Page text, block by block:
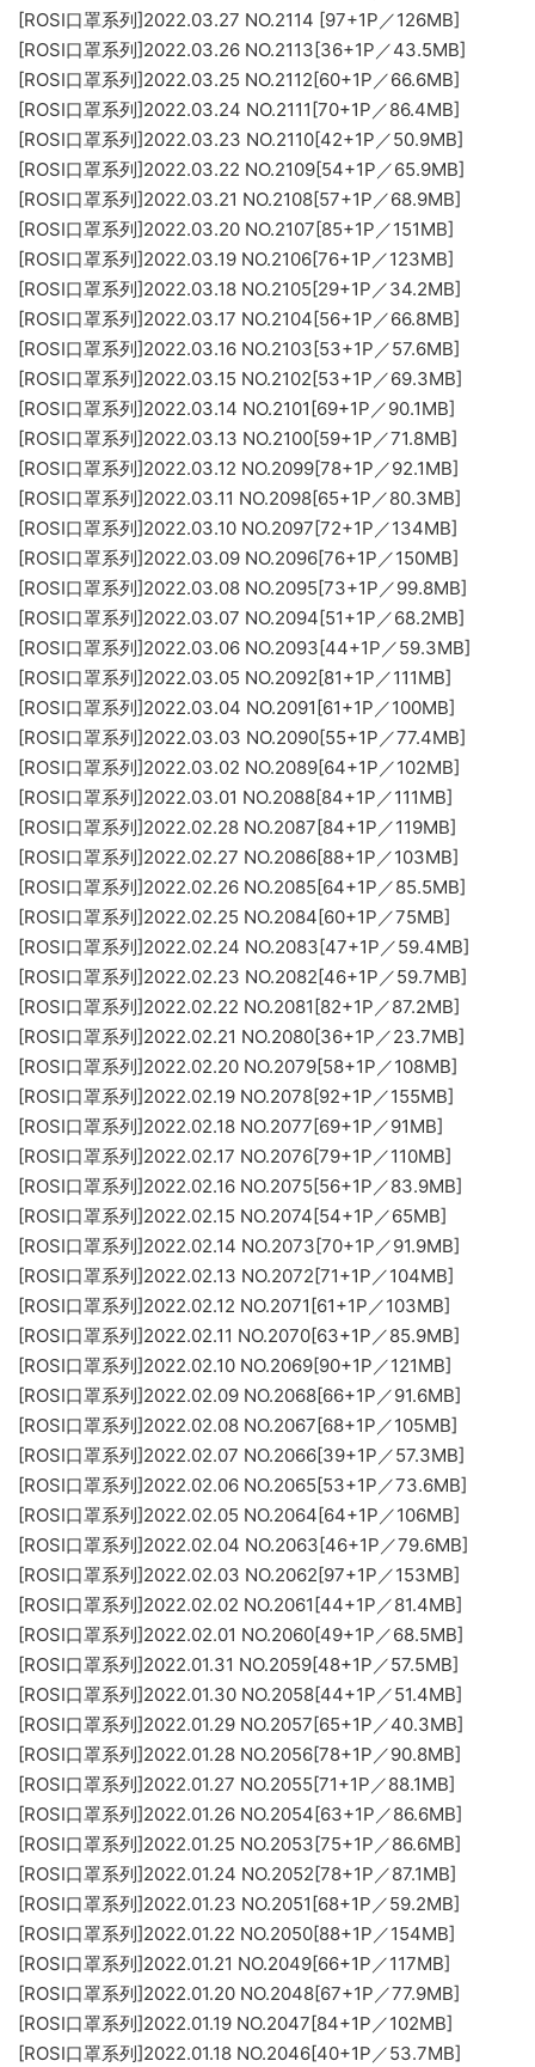
[ROSI口罩系列]2022.03.27 NO.2114 [97+1P／126MB]
[ROSI口罩系列]2022.03.26 NO.2113[36+1P／43.5MB]
[ROSI口罩系列]2022.03.25 NO.2112[60+1P／66.6MB]
[ROSI口罩系列]2022.03.24 NO.2111[70+1P／86.4MB]
[ROSI口罩系列]2022.03.23 NO.2110[42+1P／50.9MB]
[ROSI口罩系列]2022.03.22 NO.2109[54+1P／65.9MB]
[ROSI口罩系列]2022.03.21 NO.2108[57+1P／68.9MB]
[ROSI口罩系列]2022.03.20 NO.2107[85+1P／151MB]
[ROSI口罩系列]2022.03.19 NO.2106[76+1P／123MB]
[ROSI口罩系列]2022.03.18 NO.2105[29+1P／34.2MB]
[ROSI口罩系列]2022.03.17 NO.2104[56+1P／66.8MB]
[ROSI口罩系列]2022.03.16 NO.2103[53+1P／57.6MB]
[ROSI口罩系列]2022.03.15 NO.2102[53+1P／69.3MB]
[ROSI口罩系列]2022.03.14 NO.2101[69+1P／90.1MB]
[ROSI口罩系列]2022.03.13 NO.2100[59+1P／71.8MB]
[ROSI口罩系列]2022.03.12 NO.2099[78+1P／92.1MB]
[ROSI口罩系列]2022.03.11 NO.2098[65+1P／80.3MB]
[ROSI口罩系列]2022.03.10 NO.2097[72+1P／134MB]
[ROSI口罩系列]2022.03.09 NO.2096[76+1P／150MB]
[ROSI口罩系列]2022.03.08 NO.2095[73+1P／99.8MB]
[ROSI口罩系列]2022.03.07 NO.2094[51+1P／68.2MB]
[ROSI口罩系列]2022.03.06 NO.2093[44+1P／59.3MB]
[ROSI口罩系列]2022.03.05 NO.2092[81+1P／111MB]
[ROSI口罩系列]2022.03.04 NO.2091[61+1P／100MB]
[ROSI口罩系列]2022.03.03 NO.2090[55+1P／77.4MB]
[ROSI口罩系列]2022.03.02 NO.2089[64+1P／102MB]
[ROSI口罩系列]2022.03.01 NO.2088[84+1P／111MB]
[ROSI口罩系列]2022.02.28 NO.2087[84+1P／119MB]
[ROSI口罩系列]2022.02.27 NO.2086[88+1P／103MB]
[ROSI口罩系列]2022.02.26 NO.2085[64+1P／85.5MB]
[ROSI口罩系列]2022.02.25 NO.2084[60+1P／75MB]
[ROSI口罩系列]2022.02.24 NO.2083[47+1P／59.4MB]
[ROSI口罩系列]2022.02.23 NO.2082[46+1P／59.7MB]
[ROSI口罩系列]2022.02.22 NO.2081[82+1P／87.2MB]
[ROSI口罩系列]2022.02.21 NO.2080[36+1P／23.7MB]
[ROSI口罩系列]2022.02.20 NO.2079[58+1P／108MB]
[ROSI口罩系列]2022.02.19 NO.2078[92+1P／155MB]
[ROSI口罩系列]2022.02.18 NO.2077[69+1P／91MB]
[ROSI口罩系列]2022.02.17 NO.2076[79+1P／110MB]
[ROSI口罩系列]2022.02.16 NO.2075[56+1P／83.9MB]
[ROSI口罩系列]2022.02.15 NO.2074[54+1P／65MB]
[ROSI口罩系列]2022.02.14 NO.2073[70+1P／91.9MB]
[ROSI口罩系列]2022.02.13 NO.2072[71+1P／104MB]
[ROSI口罩系列]2022.02.12 NO.2071[61+1P／103MB]
[ROSI口罩系列]2022.02.11 NO.2070[63+1P／85.9MB]
[ROSI口罩系列]2022.02.10 NO.2069[90+1P／121MB]
[ROSI口罩系列]2022.02.09 NO.2068[66+1P／91.6MB]
[ROSI口罩系列]2022.02.08 NO.2067[68+1P／105MB]
[ROSI口罩系列]2022.02.07 NO.2066[39+1P／57.3MB]
[ROSI口罩系列]2022.02.06 NO.2065[53+1P／73.6MB]
[ROSI口罩系列]2022.02.05 NO.2064[64+1P／106MB]
[ROSI口罩系列]2022.02.04 NO.2063[46+1P／79.6MB]
[ROSI口罩系列]2022.02.03 NO.2062[97+1P／153MB]
[ROSI口罩系列]2022.02.02 NO.2061[44+1P／81.4MB]
[ROSI口罩系列]2022.02.01 NO.2060[49+1P／68.5MB]
[ROSI口罩系列]2022.01.31 NO.2059[48+1P／57.5MB]
[ROSI口罩系列]2022.01.30 NO.2058[44+1P／51.4MB]
[ROSI口罩系列]2022.01.29 NO.2057[65+1P／40.3MB]
[ROSI口罩系列]2022.01.28 NO.2056[78+1P／90.8MB]
[ROSI口罩系列]2022.01.27 NO.2055[71+1P／88.1MB]
[ROSI口罩系列]2022.01.26 NO.2054[63+1P／86.6MB]
[ROSI口罩系列]2022.01.25 NO.2053[75+1P／86.6MB]
[ROSI口罩系列]2022.01.24 NO.2052[78+1P／87.1MB]
[ROSI口罩系列]2022.01.23 NO.2051[68+1P／59.2MB]
[ROSI口罩系列]2022.01.22 NO.2050[88+1P／154MB]
[ROSI口罩系列]2022.01.21 NO.2049[66+1P／117MB]
[ROSI口罩系列]2022.01.20 NO.2048[67+1P／77.9MB]
[ROSI口罩系列]2022.01.19 NO.2047[84+1P／102MB]
[ROSI口罩系列]2022.01.18 NO.2046[40+1P／53.7MB]